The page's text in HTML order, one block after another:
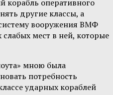
корабль оперативного
другие классы, а
вооружения ВМФ
мест в ней, которые
мною была
потребность
ударных кораблей